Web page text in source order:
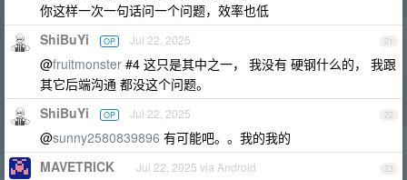
你这样一次一句话问一个问题，效率也低
21
ShiBuYi OP Jul 22, 2025
@fruitmonster #4 这只是其中之一， 我没有 硬钢什么的， 我跟
其它后端沟通 都没这个问题。
22
ShiBuYi OP Jul 22, 2025
@sunny2580839896 有可能吧。。我的我的
23
MAVETRICK Jul 22, 2025 via Android